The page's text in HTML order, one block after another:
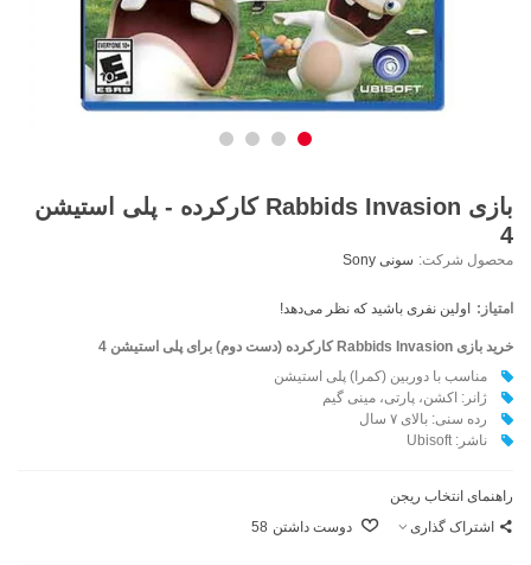
بازی Rabbids Invasion کارکرده - پلی استیشن
4
محصول شرکت: سونی Sony
امتیاز: اولین نفری باشید که نظر می‌دهد!
خرید بازی Rabbids Invasion کارکرده (دست دوم) برای پلی استیشن 4
مناسب با دوربین (کمرا) پلی استیشن
ژانر: اکشن، پارتی، مینی گیم
رده سنی: بالای ۷ سال
ناشر: Ubisoft
راهنمای انتخاب ریجن
اشتراک گذاری
دوست داشتن 58